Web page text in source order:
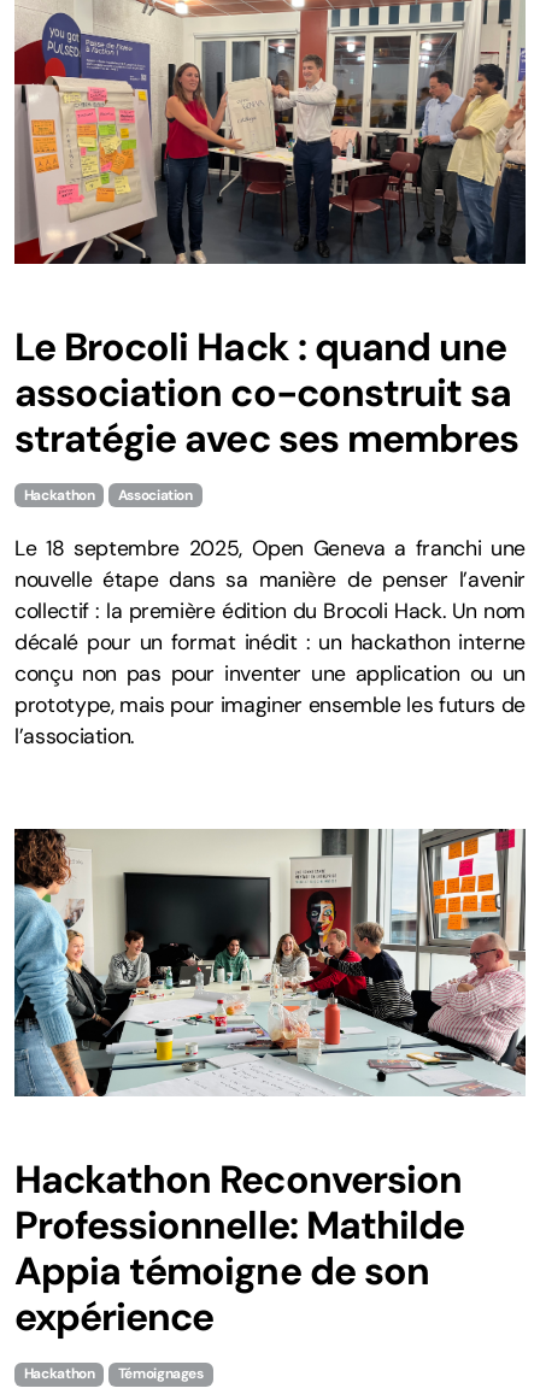
Le Brocoli Hack : quand une
association co-construit sa
stratégie avec ses membres
Hackathon Association
Le 18 septembre 2025, Open Geneva a franchi une
nouvelle étape dans sa manière de penser l’avenir
collectif : la première édition du Brocoli Hack. Un nom
décalé pour un format inédit : un hackathon interne
conçu non pas pour inventer une application ou un
prototype, mais pour imaginer ensemble les futurs de
l’association.
Hackathon Reconversion
Professionnelle: Mathilde
Appia témoigne de son
expérience
Hackathon Témoignages
Hackathons
Sustainable Finance Hack
Smart City Xperience
SDG Open Hack!
Le projet ULTIMO
L'expérience du hackathon
Certification
Ressources
Solutions innovantes
Recherche scientifique
Témoignages